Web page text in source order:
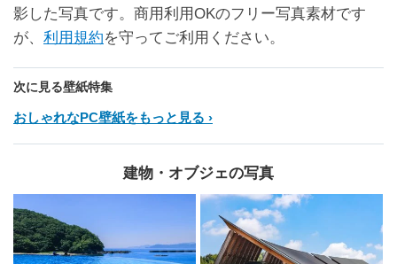
影した写真です。商用利用OKのフリー写真素材です
が、 利用規約を守ってご利用ください。
次に見る壁紙特集
おしゃれなPC壁紙をもっと見る
建物・オブジェの写真